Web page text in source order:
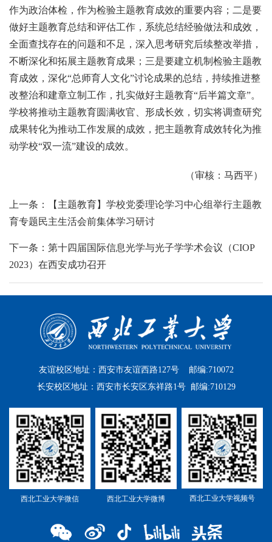
作为政治体检，作为检验主题教育成效的重要内容；二是要
做好主题教育总结和评估工作，系统总结经验做法和成效，
全面查找存在的问题和不足，深入思考研究后续整改举措，
不断深化和拓展主题教育成果；三是要建立机制检验主题教
育成效，深化“总师育人文化”讨论成果的总结，持续推进整
改整治和建章立制工作，扎实做好主题教育“后半篇文章”。
学校将推动主题教育圆满收官、形成长效，切实将调查研究
成果转化为推动工作发展的成效，把主题教育成效转化为推
动学校“双一流”建设的成效。
（审核：马西平）
上一条：【主题教育】学校党委理论学习中心组举行主题教
育专题民主生活会前集体学习研讨
下一条：第十四届国际信息光学与光子学学术会议（CIOP
2023）在西安成功召开
友谊校区地址：西安市友谊西路127号 邮编:710072
长安校区地址：西安市长安区东祥路1号 邮编:710129
西北工业大学微信 西北工业大学微博 西北工业大学视频号